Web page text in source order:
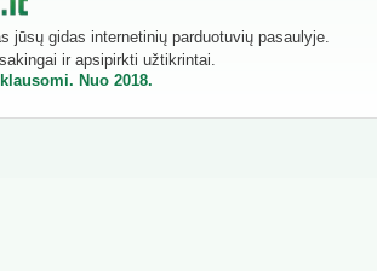
jūsų gidas internetinių parduotuvių pasaulyje.
ir apsipirkti užtikrintai.
Nuo 2018.